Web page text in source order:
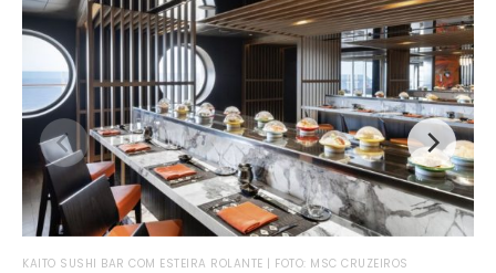
KAITO SUSHI BAR COM ESTEIRA ROLANTE | FOTO: MSC CRUZEIROS